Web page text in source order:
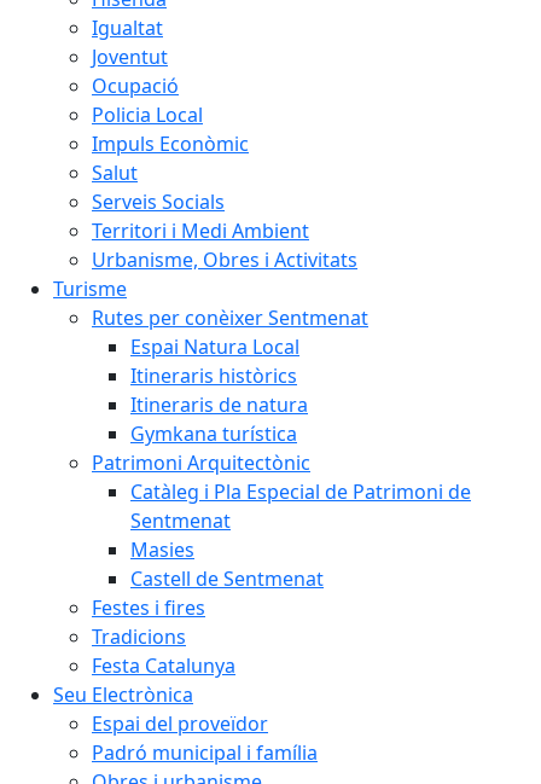
Igualtat
Joventut
Ocupació
Policia Local
Impuls Econòmic
Salut
Serveis Socials
Territori i Medi Ambient
Urbanisme, Obres i Activitats
Turisme
Rutes per conèixer Sentmenat
Espai Natura Local
Itineraris històrics
Itineraris de natura
Gymkana turística
Patrimoni Arquitectònic
Catàleg i Pla Especial de Patrimoni de
Sentmenat
Masies
Castell de Sentmenat
Festes i fires
Tradicions
Festa Catalunya
Seu Electrònica
Espai del proveïdor
Padró municipal i família